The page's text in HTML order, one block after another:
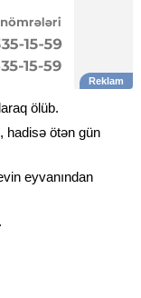
ölüb.
hadisə ötən gün
eyvanından